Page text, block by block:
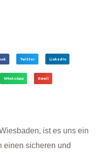
Twitter LinkedIn
WhatsApp Email
ist es uns ein
einen sicheren und